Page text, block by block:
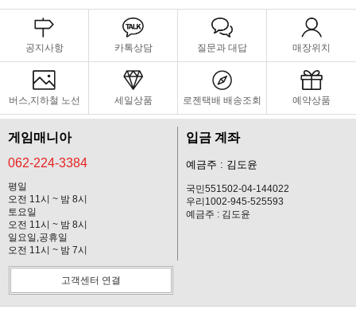
공지사항 카톡상담 질문과 대답 매장위치
버스,지하철 노선 세일상품 로젠택배 배송조회 예약상품
게임매니아
062-224-3384
평일
오전 11시 ~ 밤 8시
토요일
오전 11시 ~ 밤 8시
일요일,공휴일
오전 11시 ~ 밤 7시
입금 계좌
예금주 : 김도윤
국민551502-04-144022
우리1002-945-525593
예금주 : 김도윤
고객센터 연결